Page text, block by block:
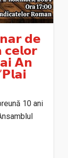
𝗱𝗲
𝗰𝗲𝗹𝗼𝗿
𝗔𝗻
10 ani